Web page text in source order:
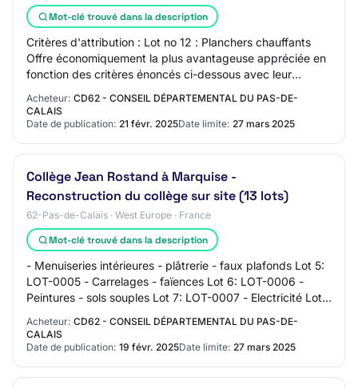
Mot-clé trouvé dans la description
Critères d'attribution : Lot no 12 : Planchers chauffants
Offre économiquement la plus avantageuse appréciée en
fonction des critères énoncés ci-dessous avec leur
pondération 30 % Valeur technique et…
Acheteur: CD62 - CONSEIL DÉPARTEMENTAL DU PAS-DE-
CALAIS
Date de publication: 21 févr. 2025Date limite: 27 mars 2025
Collège Jean Rostand à Marquise -
Reconstruction du collège sur site (13 lots)
62-Pas-de-Calais · West Europe · France
Mot-clé trouvé dans la description
- Menuiseries intérieures - plâtrerie - faux plafonds Lot 5:
LOT-0005 - Carrelages - faïences Lot 6: LOT-0006 -
Peintures - sols souples Lot 7: LOT-0007 - Electricité Lot
8: LOT-0008 - Chauffage - ve…
Acheteur: CD62 - CONSEIL DÉPARTEMENTAL DU PAS-DE-
CALAIS
Date de publication: 19 févr. 2025Date limite: 27 mars 2025